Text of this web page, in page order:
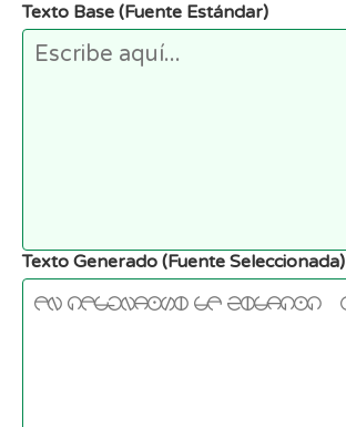
Texto Base (Fuente Estándar)
Texto Generado (Fuente Seleccionada)